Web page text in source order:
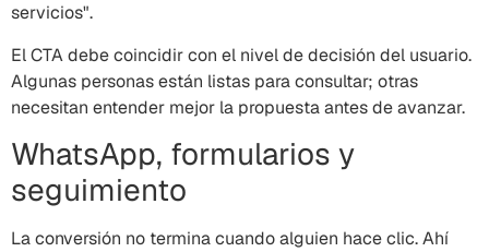
servicios".
El CTA debe coincidir con el nivel de decisión del usuario.
Algunas personas están listas para consultar; otras
necesitan entender mejor la propuesta antes de avanzar.
WhatsApp, formularios y
seguimiento
La conversión no termina cuando alguien hace clic. Ahí